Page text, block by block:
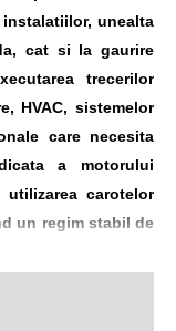
unealta
cat si la gaurire
trecerilor
HVAC, sistemelor
care necesita
a motorului
utilizarea carotelor
un regim stabil de